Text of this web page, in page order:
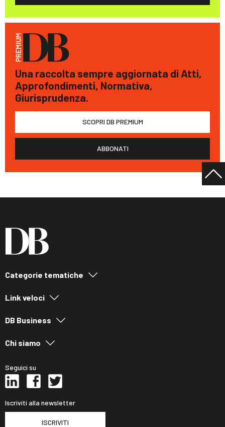
Una raccolta sempre aggiornata di Atti,
Approfondimenti, Normativa,
Giurisprudenza.
SCOPRI DB PREMIUM
ABBONATI
Categorie tematiche
Link veloci
DB Business
Chi siamo
Seguici su
Iscriviti alla newsletter
ISCRIVITI